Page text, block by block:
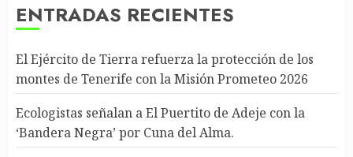
ENTRADAS RECIENTES
El Ejército de Tierra refuerza la protección de los
montes de Tenerife con la Misión Prometeo 2026
Ecologistas señalan a El Puertito de Adeje con la
‘Bandera Negra’ por Cuna del Alma.